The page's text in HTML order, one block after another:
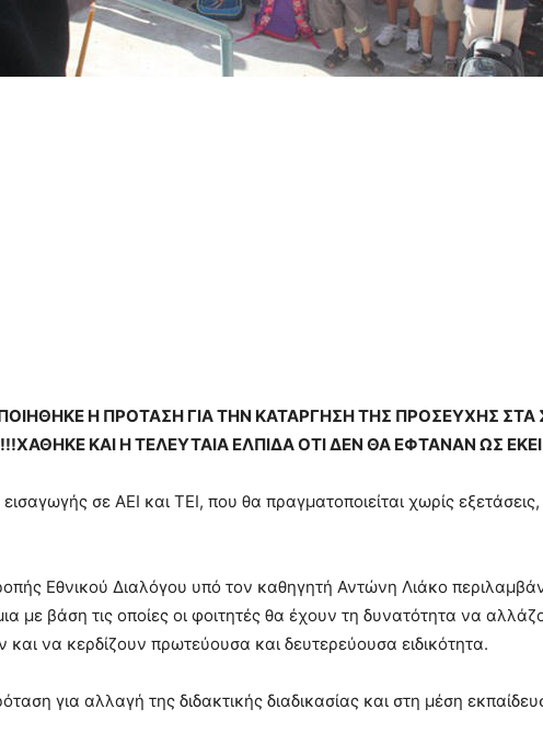
Η ΠΡΟΤΑΣΗ ΓΙΑ ΤΗΝ ΚΑΤΑΡΓΗΣΗ ΤΗΣ ΠΡΟΣΕΥΧΗΣ ΣΤΑ
ΚΑΙ Η ΤΕΛΕΥΤΑΙΑ ΕΛΠΙΔΑ ΟΤΙ ΔΕΝ ΘΑ ΕΦΤΑΝΑΝ ΩΣ
σε ΑΕΙ και ΤΕΙ, που θα πραγματοποιείται χωρίς
Εθνικού Διαλόγου υπό τον καθηγητή Αντώνη Λιάκο
με βάση τις οποίες οι φοιτητές θα έχουν τη δυνατότητα να
να κερδίζουν πρωτεύουσα και δευτερεύουσα ειδικότητα.
για αλλαγή της διδακτικής διαδικασίας και στη μέση